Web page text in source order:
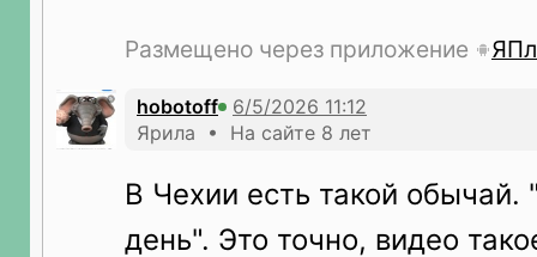
Размещено через приложение
hobotoff
Ярила • На сайте 8 лет
В Чехии есть такой обычай.
день". Это точно, видео